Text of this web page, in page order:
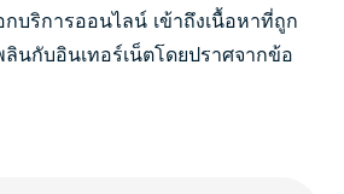
กบริการออนไลน์ เข้าถึงเนื้อหาที่ถูก
ลินกับอินเทอร์เน็ตโดยปราศจากข้อ